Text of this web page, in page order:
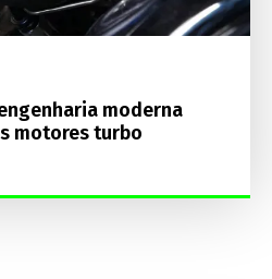
moderna
motores turbo